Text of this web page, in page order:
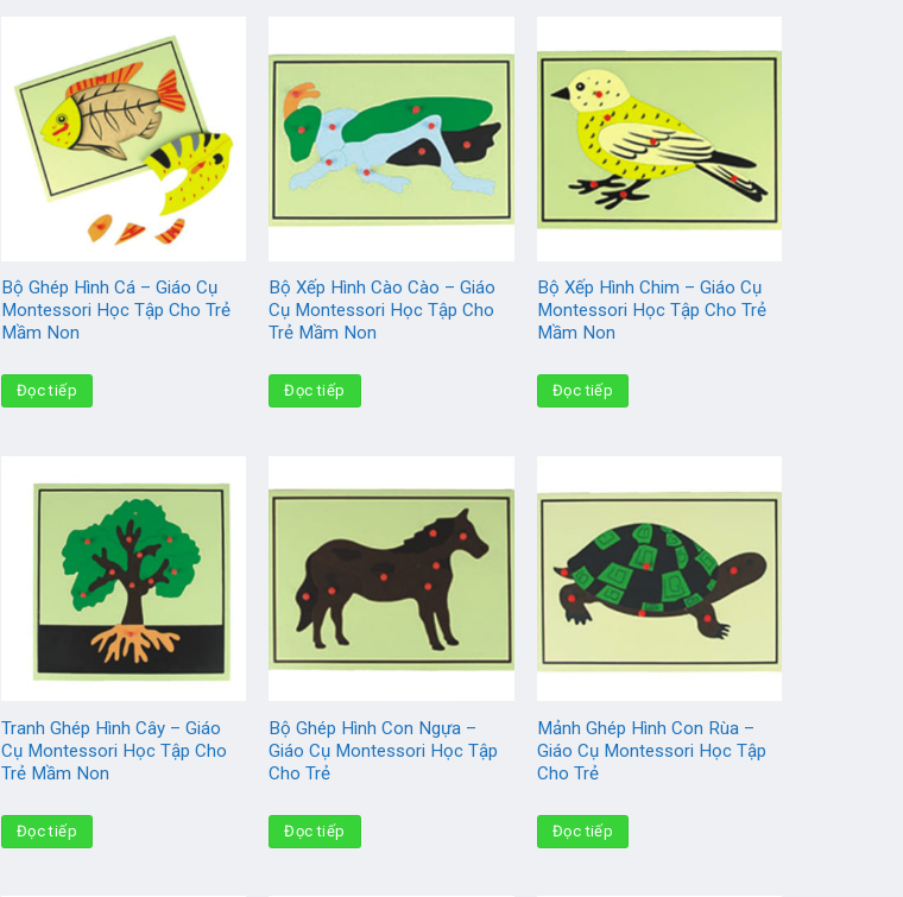
Bộ Ghép Hình Cá – Giáo Cụ
Montessori Học Tập Cho Trẻ
Mầm Non
Đọc tiếp
Bộ Xếp Hình Cào Cào – Giáo
Cụ Montessori Học Tập Cho
Trẻ Mầm Non
Đọc tiếp
Bộ Xếp Hình Chim – Giáo Cụ
Montessori Học Tập Cho Trẻ
Mầm Non
Đọc tiếp
Tranh Ghép Hình Cây – Giáo
Cụ Montessori Học Tập Cho
Trẻ Mầm Non
Đọc tiếp
Bộ Ghép Hình Con Ngựa –
Giáo Cụ Montessori Học Tập
Cho Trẻ
Đọc tiếp
Mảnh Ghép Hình Con Rùa –
Giáo Cụ Montessori Học Tập
Cho Trẻ
Đọc tiếp